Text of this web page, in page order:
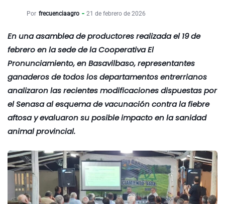
Por frecuenciaagro 21 de febrero de 2026
En una asamblea de productores realizada el 19 de
febrero en la sede de la Cooperativa El
Pronunciamiento, en Basavilbaso, representantes
ganaderos de todos los departamentos entrerrianos
analizaron las recientes modificaciones dispuestas por
el Senasa al esquema de vacunación contra la fiebre
aftosa y evaluaron su posible impacto en la sanidad
animal provincial.